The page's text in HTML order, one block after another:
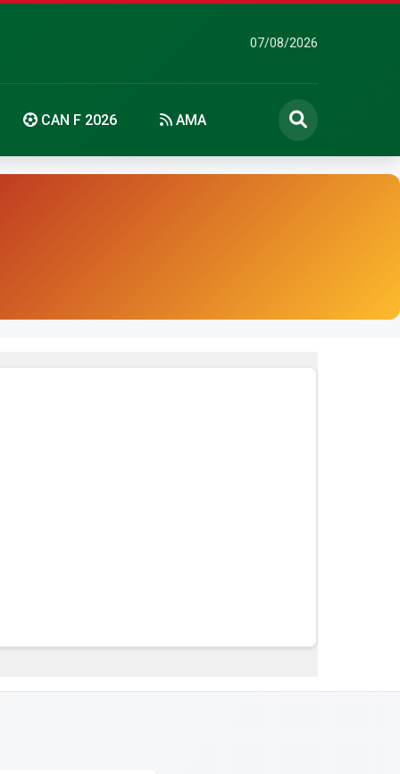
07/08/2026
CAN F 2026 AMA